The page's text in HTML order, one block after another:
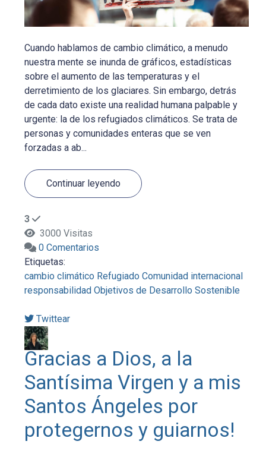
Cuando hablamos de cambio climático, a menudo
nuestra mente se inunda de gráficos, estadísticas
sobre el aumento de las temperaturas y el
derretimiento de los glaciares. Sin embargo, detrás
de cada dato existe una realidad humana palpable y
urgente: la de los refugiados climáticos. Se trata de
personas y comunidades enteras que se ven
forzadas a ab...
Continuar leyendo
3
3000 Visitas
0 Comentarios
Etiquetas:
cambio climático Refugiado Comunidad internacional
responsabilidad Objetivos de Desarrollo Sostenible
Twittear
Gracias a Dios, a la
Santísima Virgen y a mis
Santos Ángeles por
protegernos y guiarnos!